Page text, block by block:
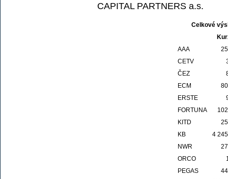
CAPITAL PARTNERS a.s.
Celkové
AAA
CETV
ČEZ
ECM
ERSTE
FORTUNA
KITD
KB
4
NWR
ORCO
PEGAS